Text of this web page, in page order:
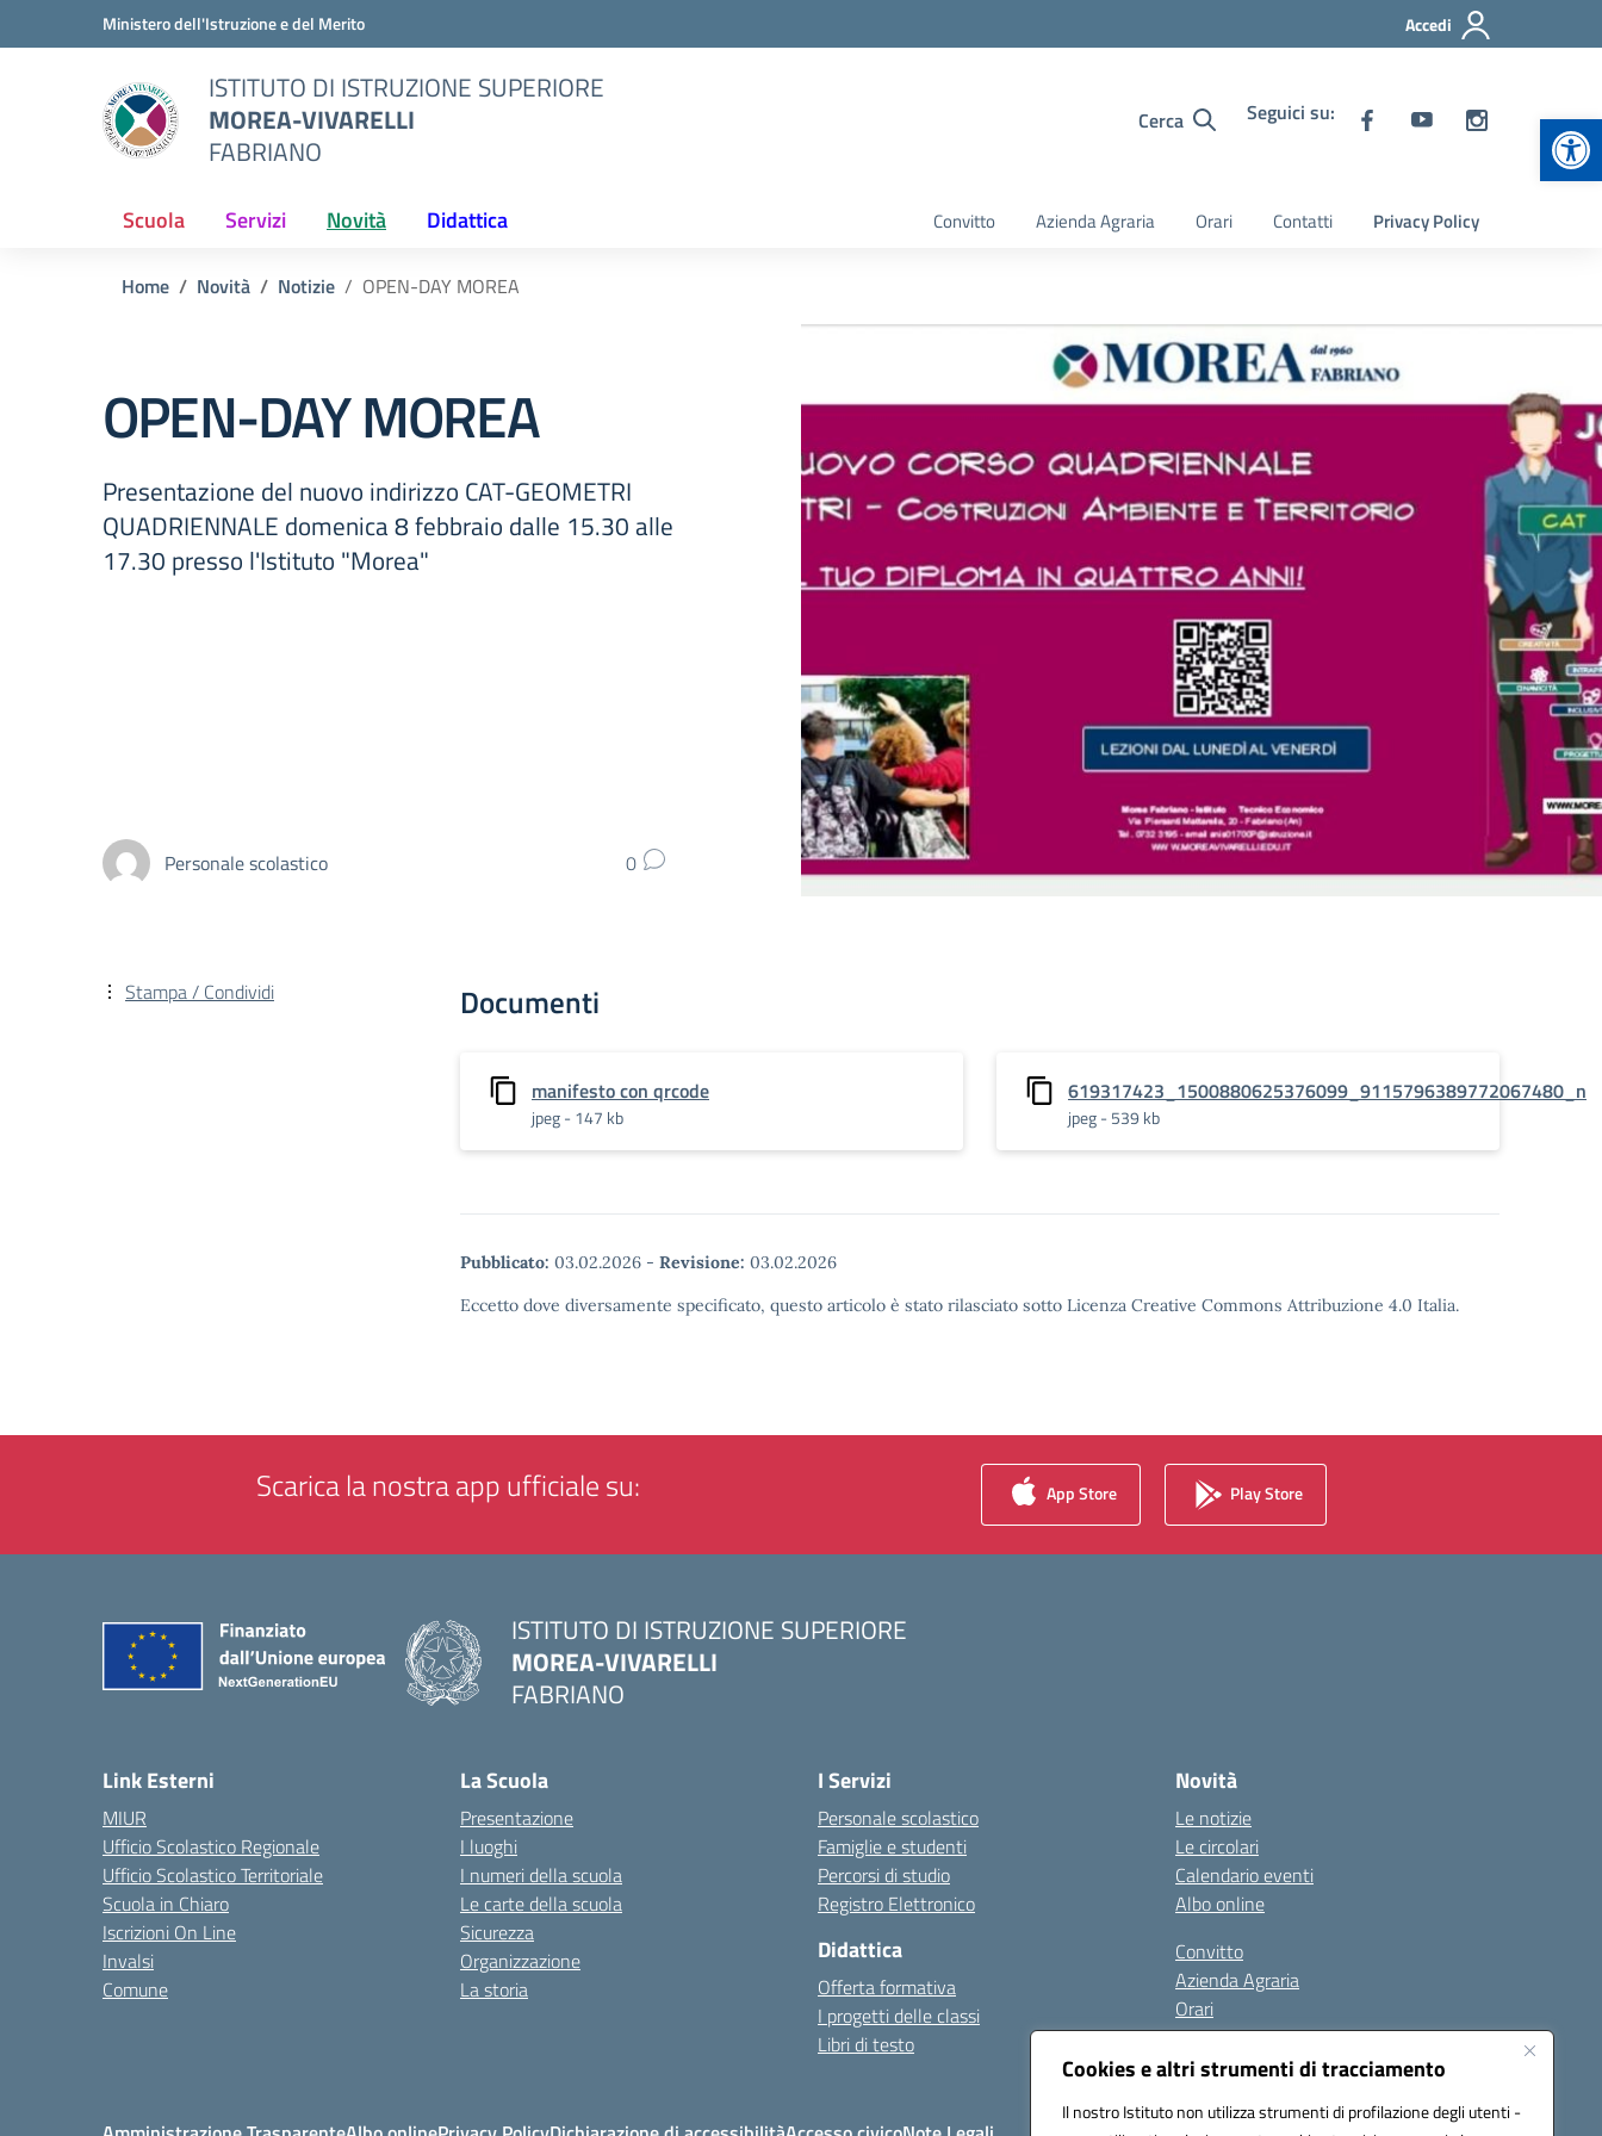
Cookies e altri strumenti di tracciamento
Il nostro Istituto non utilizza strumenti di profilazione degli utenti -
Vai ai contenuti
Vai al menu di navigazioneMinistero dell'Istruzione e del Merito Accedi
ISTITUTO DI ISTRUZIONE SUPERIORE
MOREA-VIVARELLI
FABRIANO
Cerca Seguici su:
Scuola Servizi Novità Didattica Convitto Azienda Agraria Orari Contatti Privacy Policy
Home Novità Notizie OPEN-DAY MOREA
OPEN-DAY MOREA
Presentazione del nuovo indirizzo CAT-GEOMETRI
QUADRIENNALE domenica 8 febbraio dalle 15.30 alle
17.30 presso l'Istituto "Morea"
Personale scolastico 0
Documenti
manifesto con qrcode
jpeg - 147 kb
619317423_1500880625376099_9115796389772067480_n
jpeg - 539 kb
Pubblicato: 03.02.2026 - Revisione: 03.02.2026
Eccetto dove diversamente specificato, questo articolo è stato rilasciato sotto Licenza Creative Commons Attribuzione 4.0 Italia.
Stampa / Condividi
Scarica la nostra app ufficiale su: App Store Play Store
ISTITUTO DI ISTRUZIONE SUPERIORE
MOREA-VIVARELLI
FABRIANO
Link Esterni
MIUR
Ufficio Scolastico Regionale
Ufficio Scolastico Territoriale
Scuola in Chiaro
Iscrizioni On Line
Invalsi
Comune
La Scuola
Presentazione
I luoghi
I numeri della scuola
Le carte della scuola
Sicurezza
Organizzazione
La storia
I Servizi
Personale scolastico
Famiglie e studenti
Percorsi di studio
Registro Elettronico
Didattica
Offerta formativa
I progetti delle classi
Libri di testo
Novità
Le notizie
Le circolari
Calendario eventi
Albo online
Convitto
Azienda Agraria
Orari
Contatti
Privacy Policy